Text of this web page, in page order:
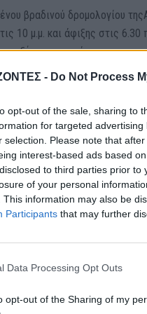
- Do Not Process
opt-out of the sale, sharing to
for targeted
selection. Please note that
interest-based ads based
to third parties prior
of your personal
This information may also be
Participants that may further
Data Processing Opt Outs
opt-out of the Sharing of my
βραδινού δρομολογίου
10 μ.μ. και άφιξης στις 6.30
εξής ημερομηνίες:
10 π.μ., με άφιξη
όλους: 38 ευρώ
κυμαίνονται από 61 έως